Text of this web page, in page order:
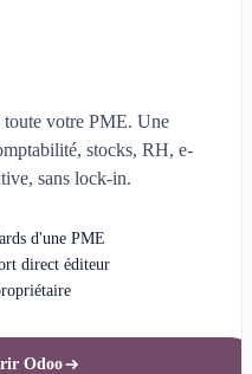
votre PME. Une
stocks, RH, e-
sans lock-in.
d'une PME
direct éditeur
Odoo